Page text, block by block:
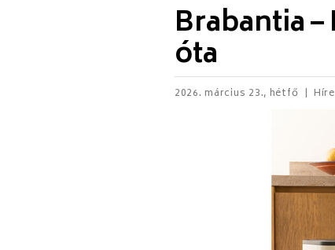
Brabantia
óta
2026. március 23., hétfő